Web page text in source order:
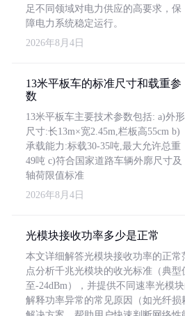
足不同领域对电力供应的高要求，保
障电力系统稳定运行。
2026年8月4日
13米平板车的标准尺寸和载重参
数
13米平板车主要技术参数包括: a)外形
尺寸:长13m×宽2.45m,栏板高55cm b)
承载能力:标载30-35吨,最大允许总重
49吨 c)符合国家道路车辆外廓尺寸及
轴荷限值标准
2026年8月4日
光模块接收功率多少是正常
本文详细解答光模块接收功率的正
点分析千兆光模块的收光标准（典型
至-24dBm），并提供不同速率光模
解释功率异常的常见原因（如光纤损